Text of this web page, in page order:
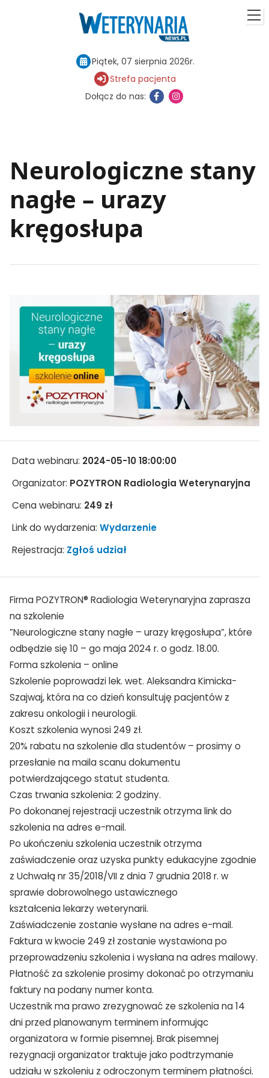
Piątek, 07 sierpnia 2026r.
Strefa pacjenta
Dołącz do nas:
Neurologiczne stany
nagłe – urazy
kręgosłupa
Data webinaru: 2024-05-10 18:00:00
Organizator: POZYTRON Radiologia Weterynaryjna
Cena webinaru: 249 zł
Link do wydarzenia: Wydarzenie
Rejestracja: Zgłoś udział
Firma POZYTRON® Radiologia Weterynaryjna zaprasza
na szkolenie
”Neurologiczne stany nagłe – urazy kręgosłupa”, które
odbędzie się 10 – go maja 2024 r. o godz. 18.00.
Forma szkolenia – online
Szkolenie poprowadzi lek. wet. Aleksandra Kimicka-
Szajwaj, która na co dzień konsultuję pacjentów z
zakresu onkologii i neurologii.
Koszt szkolenia wynosi 249 zł.
20% rabatu na szkolenie dla studentów – prosimy o
przesłanie na maila scanu dokumentu
potwierdzającego statut studenta.
Czas trwania szkolenia: 2 godziny.
Po dokonanej rejestracji uczestnik otrzyma link do
szkolenia na adres e-mail.
Po ukończeniu szkolenia uczestnik otrzyma
zaświadczenie oraz uzyska punkty edukacyjne zgodnie
z Uchwałą nr 35/2018/VII z dnia 7 grudnia 2018 r. w
sprawie dobrowolnego ustawicznego
kształcenia lekarzy weterynarii.
Zaświadczenie zostanie wysłane na adres e-mail.
Faktura w kwocie 249 zł zostanie wystawiona po
przeprowadzeniu szkolenia i wysłana na adres mailowy.
Płatność za szkolenie prosimy dokonać po otrzymaniu
faktury na podany numer konta.
Uczestnik ma prawo zrezygnować ze szkolenia na 14
dni przed planowanym terminem informując
organizatora w formie pisemnej. Brak pisemnej
rezygnacji organizator traktuje jako podtrzymanie
udziału w szkoleniu z odroczonym terminem płatności.